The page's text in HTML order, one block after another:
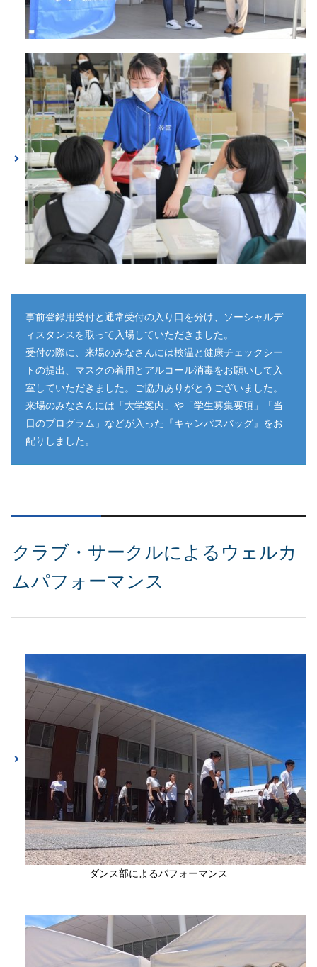
事前登録用受付と通常受付の入り口を分け、ソーシャルデ
ィスタンスを取って入場していただきました。
受付の際に、来場のみなさんには検温と健康チェックシー
トの提出、マスクの着用とアルコール消毒をお願いして入
室していただきました。ご協力ありがとうございました。
来場のみなさんには「大学案内」や「学生募集要項」「当
日のプログラム」などが入った『キャンパスバッグ』をお
配りしました。
クラブ・サークルによるウェルカ
ムパフォーマンス
ダンス部によるパフォーマンス